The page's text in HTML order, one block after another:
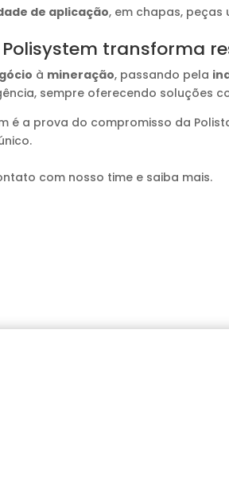
de aplicação, em chapas,
Polisystem transforma
à mineração, passando pela
sempre oferecendo soluções
é a prova do compromisso da
com nosso time e saiba mais.